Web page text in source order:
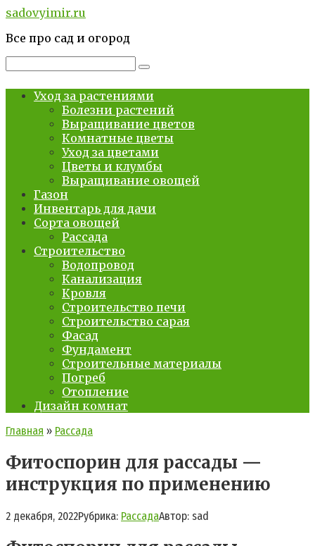
Перейти
контенту
sadovyimir.ru
Все про сад и огород
Уход за растениями
Болезни растений
Выращивание цветов
Комнатные цветы
Уход за цветами
Цветы и клумбы
Выращивание овощей
Газон
Инвентарь для дачи
Сорта овощей
Рассада
Строительство
Водопровод
Канализация
Кровля
Строительство печи
Строительство сарая
Фасад
Фундамент
Строительные материалы
Погреб
Отопление
Дизайн комнат
Главная » Рассада
Фитоспорин для рассады —
инструкция по применению
2 декабря, 2022Рубрика: РассадаАвтор: sad